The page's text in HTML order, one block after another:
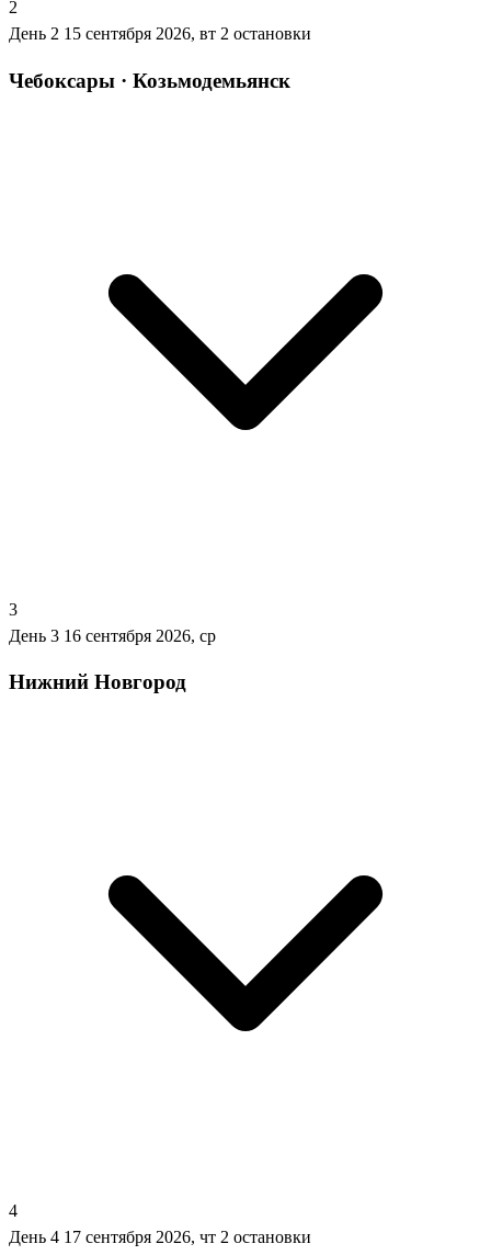
2
День 2 15 сентября 2026, вт 2 остановки
Чебоксары · Козьмодемьянск
3
День 3 16 сентября 2026, ср
Нижний Новгород
4
День 4 17 сентября 2026, чт 2 остановки